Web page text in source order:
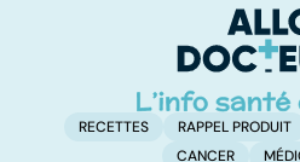
RECETTES RAPPEL PRODUIT
CANCER